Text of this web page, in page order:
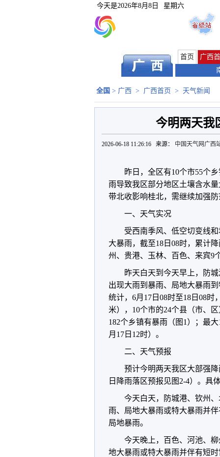
今天是2026年8月8日 星期六
首页
广西
全国 > 广西 > 广西首页 > 天气新闻
今明两天我
2026-06-18 11:26:16 来源： 中国天气网广西
昨日，全区有10个市55个
雨导致我区部分地区土壤含水
带北收影响桂北，需继续加强
一、天气实况
受西南季风、低空切变线
大暴雨，截至18日08时，累计
州、贵港、玉林、百色、来宾9
昨天白天到今天早上，防
出现大雨到暴雨、局地大暴雨
统计，6月17日08时至18日08
米），10个市的24个县（市、
182个乡镇有暴雨（图1）；最
月17日12时）。
二、天气预报
预计今明两天我区大部强
日降雨落区预报见图2-4）。具
今天白天，防城港、钦州
雨、局地大暴雨或特大暴雨并
局地暴雨。
今天晚上，百色、河池、
地大暴雨或特大暴雨并伴有短